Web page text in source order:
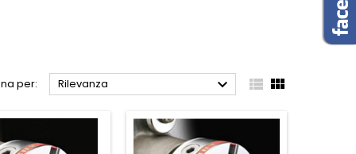
per: Rilevanza   